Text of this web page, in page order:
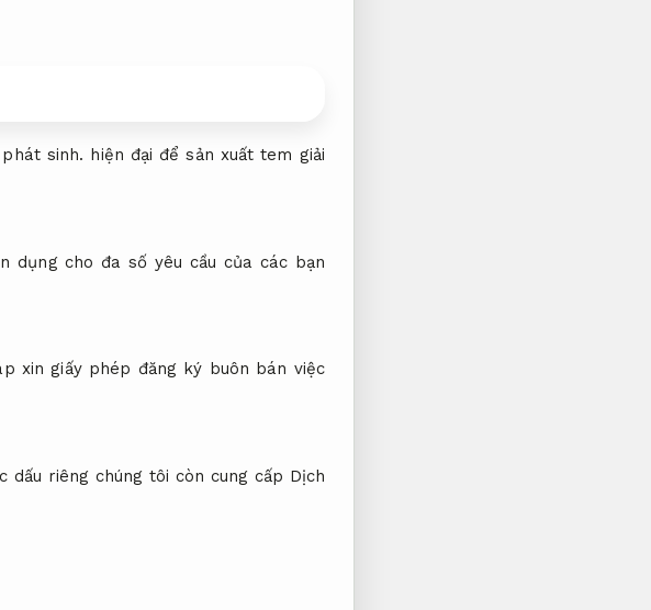
sinh. hiện đại để sản xuất tem giải
dụng cho đa số yêu cầu của các bạn
xin giấy phép đăng ký buôn bán việc
dấu riêng chúng tôi còn cung cấp Dịch